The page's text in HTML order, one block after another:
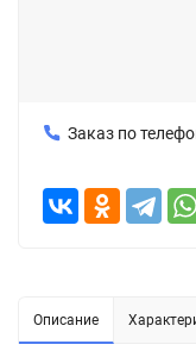
Заказ по
Описание